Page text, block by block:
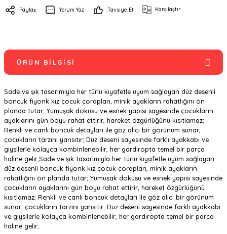
Paylaş Yorum Yaz Tavsiye Et Karşılaştır
ÜRÜN BILGISI
Sade ve şık tasarımıyla her türlü kıyafetle uyum sağlayan düz desenli
boncuk fiyonk kız çocuk çorapları, minik ayakların rahatlığını ön
planda tutar; Yumuşak dokusu ve esnek yapısı sayesinde çocukların
ayaklarını gün boyu rahat ettirir, hareket özgürlüğünü kısıtlamaz;
Renkli ve canlı boncuk detayları ile göz alıcı bir görünüm sunar,
çocukların tarzını yansıtır; Düz deseni sayesinde farklı ayakkabı ve
giysilerle kolayca kombinlenebilir, her gardıropta temel bir parça
haline gelir;Sade ve şık tasarımıyla her türlü kıyafetle uyum sağlayan
düz desenli boncuk fiyonk kız çocuk çorapları, minik ayakların
rahatlığını ön planda tutar; Yumuşak dokusu ve esnek yapısı sayesinde
çocukların ayaklarını gün boyu rahat ettirir, hareket özgürlüğünü
kısıtlamaz; Renkli ve canlı boncuk detayları ile göz alıcı bir görünüm
sunar, çocukların tarzını yansıtır; Düz deseni sayesinde farklı ayakkabı
ve giysilerle kolayca kombinlenebilir, her gardıropta temel bir parça
haline gelir;